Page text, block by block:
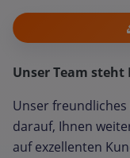
Unser Team
Unser
darauf, Ihnen
auf exzellenten